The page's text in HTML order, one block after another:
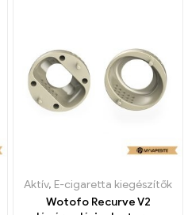
Aktív, E-cigaretta kiegészítők
Wotofo Recurve V2